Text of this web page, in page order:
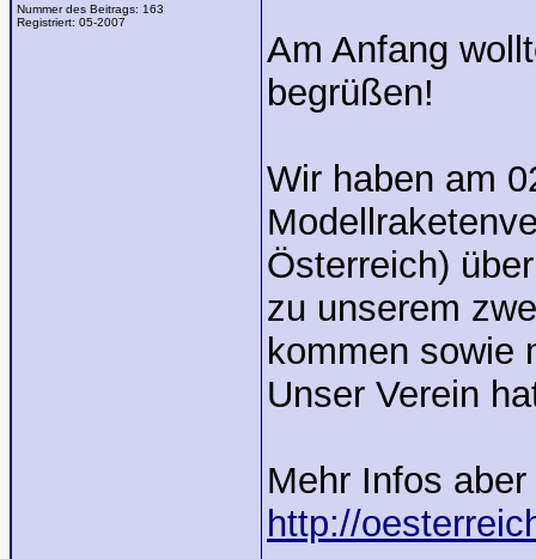
Nummer des Beitrags: 163
Registriert: 05-2007
Am Anfang
begrüßen!
Wir haben am
Österreich)
zu unserem
kommen sowie
Unser Verein
Mehr Infos
http://